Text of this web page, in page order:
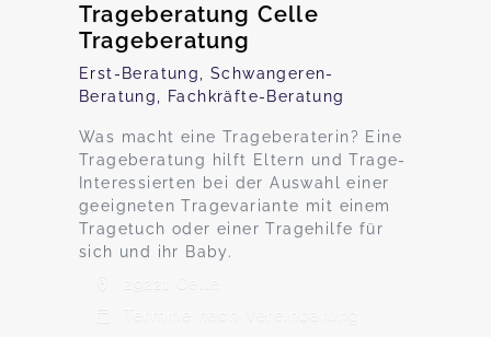
Trageberatung Celle
Trageberatung
Erst-Beratung, Schwangeren-
Beratung, Fachkräfte-Beratung
Was macht eine Trageberaterin? Eine
Trageberatung hilft Eltern und Trage-
Interessierten bei der Auswahl einer
geeigneten Tragevariante mit einem
Tragetuch oder einer Tragehilfe für
sich und ihr Baby.
29221 Celle
Termine nach Vereinbarung